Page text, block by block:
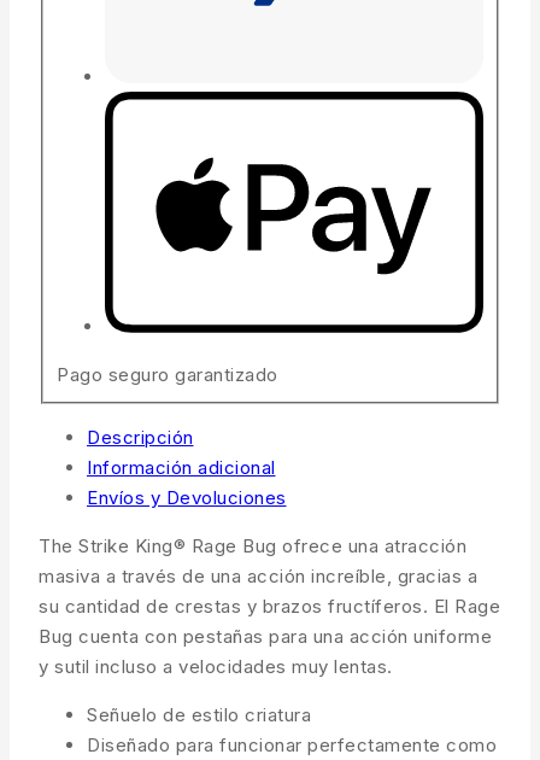
Pago seguro garantizado
Descripción
Información adicional
Envíos y Devoluciones
The Strike King® Rage Bug ofrece una atracción
masiva a través de una acción increíble, gracias a
su cantidad de crestas y brazos fructíferos. El Rage
Bug cuenta con pestañas para una acción uniforme
y sutil incluso a velocidades muy lentas.
Señuelo de estilo criatura
Diseñado para funcionar perfectamente como